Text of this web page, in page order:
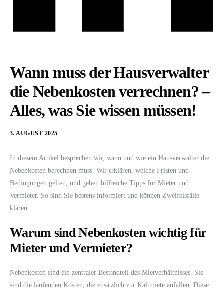
Wann muss der Hausverwalter
die Nebenkosten verrechnen? –
Alles, was Sie wissen müssen!
3. AUGUST 2025
In diesem Artikel besprechen wir, wann und wie ein Hausverwalter die
Nebenkosten berechnen muss. Wir erklären, welche Fristen und
Bedingungen gelten, und geben hilfreiche Tipps für Mieter und
Vermieter. So sind Sie bestens informiert und können Zweifelsfälle
klären.
Warum sind Nebenkosten wichtig für
Mieter und Vermieter?
Nebenkosten sind ein zentraler Bestandteil des Mietverhältnisses. Sie
sind die laufenden Kosten, die zusätzlich zur Kaltmiete anfallen. Diese